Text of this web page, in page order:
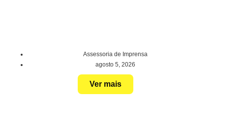
Assessoria de Imprensa
agosto 5, 2026
Ver mais